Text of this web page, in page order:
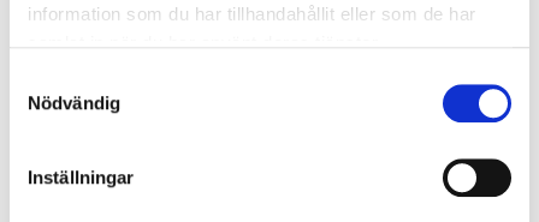
information som du har tillhandahållit eller som de har
Nödvändig
Inställningar
bredden/höjden på "hålet" där enheten kommer att
placeras.